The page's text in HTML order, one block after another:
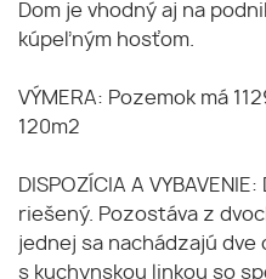
Dom je vhodný aj na
kúpeľným hosťom.
VÝMERA: Pozemok má
120m2
DISPOZÍCIA A
riešený. Pozostáva z
jednej sa nachádzajú
s kuchynskou linkou so